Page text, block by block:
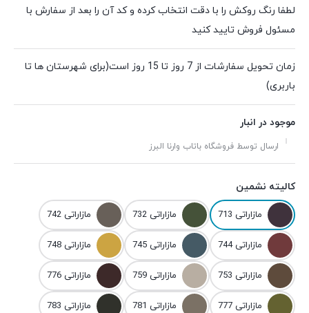
لطفا رنگ روکش را با دقت انتخاب کرده و کد آن را بعد از سفارش با
مسئول فروش تایید کنید
زمان تحویل سفارشات از 7 روز تا 15 روز است(برای شهرستان ها تا
باربری)
موجود در انبار
ارسال توسط فروشگاه باتاب وارنا البرز
کالیته نشمین
مازاراتی 713 مازاراتی 732 مازاراتی 742
مازاراتی 744 مازاراتی 745 مازاراتی 748
مازاراتی 753 مازاراتی 759 مازاراتی 776
مازاراتی 777 مازاراتی 781 مازاراتی 783